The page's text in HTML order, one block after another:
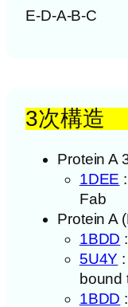
E-D-A-B-C
3次構造
Protein A
1DEE
Fab
Protein A
1BDD
5U4Y
bound
1BDD